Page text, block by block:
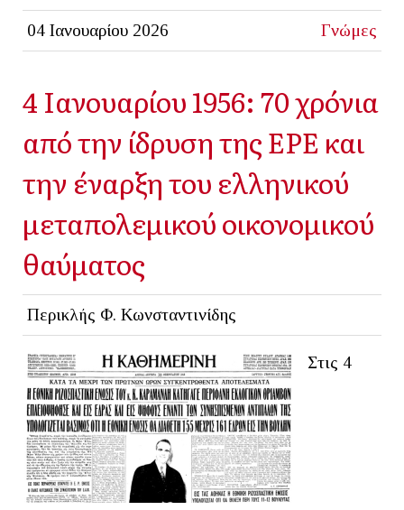
04 Ιανουαρίου 2026 Γνώμες
4 Ιανουαρίου 1956: 70 χρόνια
από την ίδρυση της ΕΡΕ και
την έναρξη του ελληνικού
μεταπολεμικού οικονομικού
θαύματος
Περικλής Φ. Κωνσταντινίδης
Στις 4